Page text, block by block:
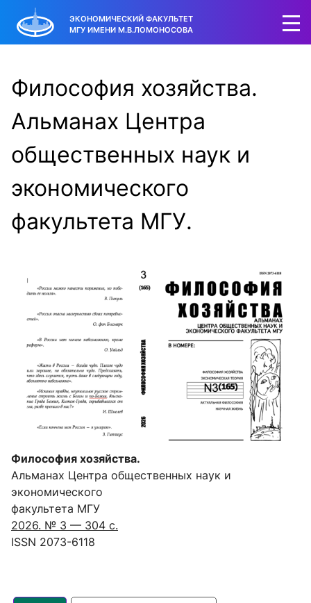
ЭКОНОМИЧЕСКИЙ ФАКУЛЬТЕТ
МГУ ИМЕНИ М.В.ЛОМОНОСОВА
Философия хозяйства.
Альманах Центра
общественных наук и
экономического
факультета МГУ.
Философия хозяйства.
Альманах Центра общественных наук и
экономического
факультета МГУ
2026. № 3 — 304 с.
ISSN 2073-6118